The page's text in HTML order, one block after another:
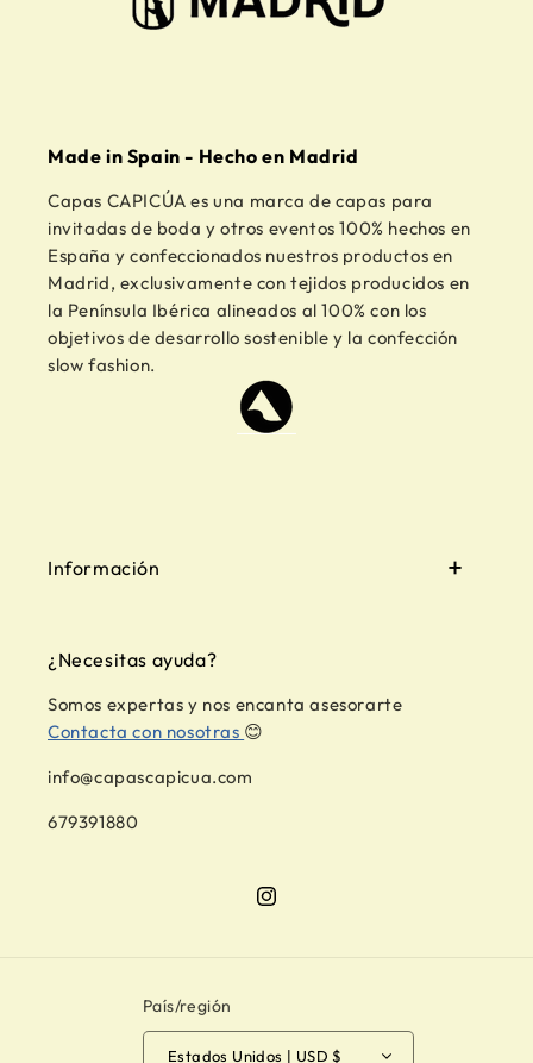
Made in Spain - Hecho en Madrid
Capas CAPICÚA es una marca de capas para
invitadas de boda y otros eventos 100% hechos en
España y confeccionados nuestros productos en
Madrid, exclusivamente con tejidos producidos en
la Península Ibérica alineados al 100% con los
objetivos de desarrollo sostenible y la confección
slow fashion.
Información
¿Necesitas ayuda?
Somos expertas y nos encanta asesorarte
Contacta con nosotras 😊
info@capascapicua.com
679391880
Instagram
País/región
Estados Unidos | USD $